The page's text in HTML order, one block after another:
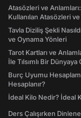
Atasözleri ve
Kullanılan Atasözleri ve
Tavla Diziliş Şekli
ve Oynama Yönleri
Tarot Kartları ve
İle Tılsımlı Bir Dünyaya
Burç Uyumu
Hesaplanır?
İdeal Kilo Nedir? İdeal
Ders Çalışırken